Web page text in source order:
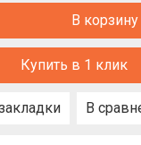
В корзину
Купить в 1 клик
В